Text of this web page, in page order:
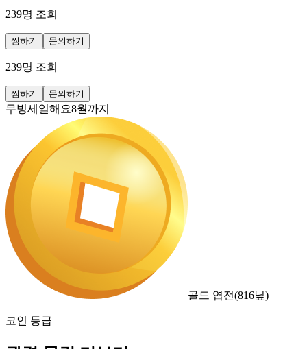
239명 조회
찜하기 문의하기
239명 조회
찜하기 문의하기
무빙세일해요8월까지
골드 엽전(816닢)
코인 등급